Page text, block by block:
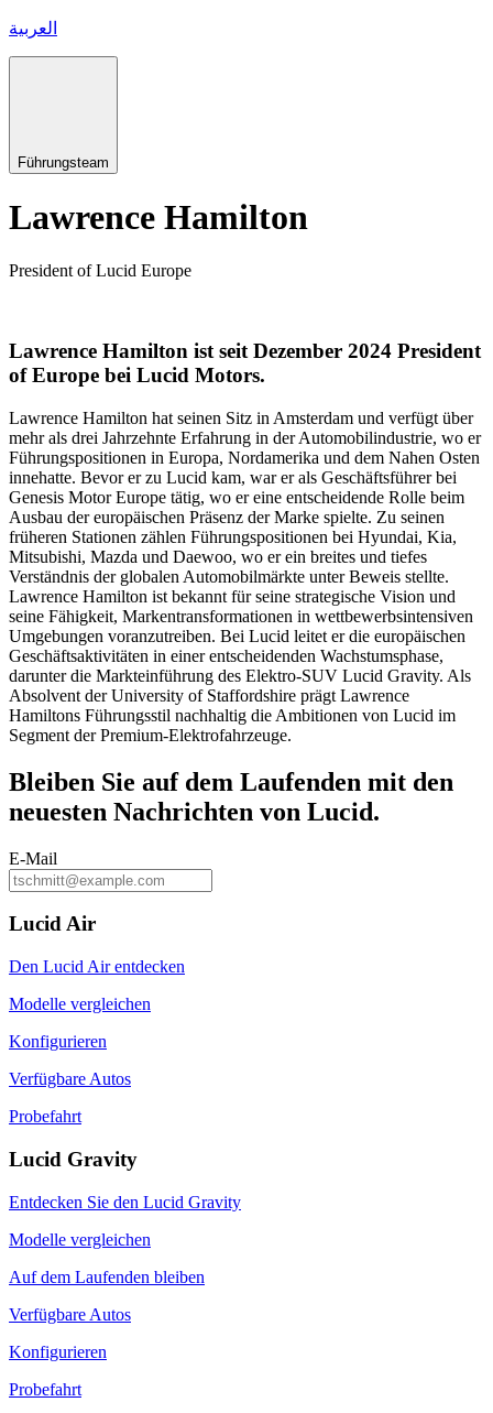
العربية
Führungsteam
Lawrence Hamilton
President of Lucid Europe
Lawrence Hamilton ist seit Dezember 2024 President
of Europe bei Lucid Motors.
Lawrence Hamilton hat seinen Sitz in Amsterdam und verfügt über
mehr als drei Jahrzehnte Erfahrung in der Automobilindustrie, wo er
Führungspositionen in Europa, Nordamerika und dem Nahen Osten
innehatte. Bevor er zu Lucid kam, war er als Geschäftsführer bei
Genesis Motor Europe tätig, wo er eine entscheidende Rolle beim
Ausbau der europäischen Präsenz der Marke spielte. Zu seinen
früheren Stationen zählen Führungspositionen bei Hyundai, Kia,
Mitsubishi, Mazda und Daewoo, wo er ein breites und tiefes
Verständnis der globalen Automobilmärkte unter Beweis stellte.
Lawrence Hamilton ist bekannt für seine strategische Vision und
seine Fähigkeit, Markentransformationen in wettbewerbsintensiven
Umgebungen voranzutreiben. Bei Lucid leitet er die europäischen
Geschäftsaktivitäten in einer entscheidenden Wachstumsphase,
darunter die Markteinführung des Elektro-SUV Lucid Gravity. Als
Absolvent der University of Staffordshire prägt Lawrence
Hamiltons Führungsstil nachhaltig die Ambitionen von Lucid im
Segment der Premium-Elektrofahrzeuge.
Bleiben Sie auf dem Laufenden mit den
neuesten Nachrichten von Lucid.
E-Mail
Lucid Air
Den Lucid Air entdecken
Modelle vergleichen
Konfigurieren
Verfügbare Autos
Probefahrt
Lucid Gravity
Entdecken Sie den Lucid Gravity
Modelle vergleichen
Auf dem Laufenden bleiben
Verfügbare Autos
Konfigurieren
Probefahrt